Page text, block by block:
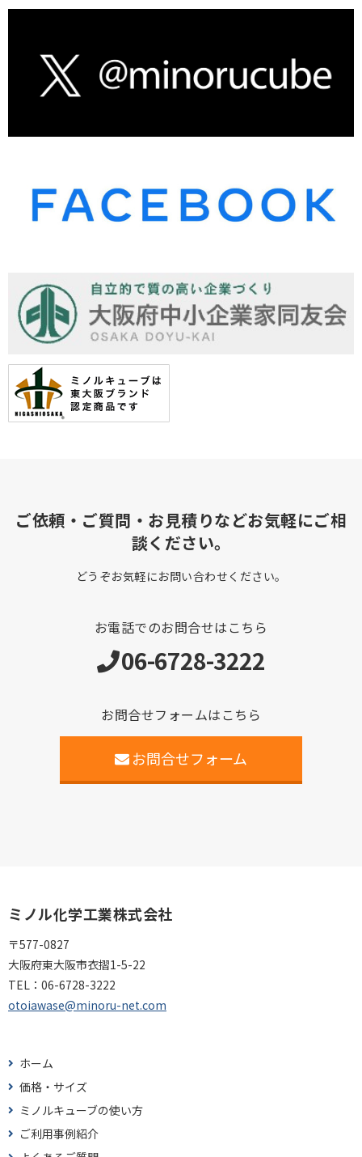
ご依頼・ご質問・お見積りなどお気軽にご相
談ください。
どうぞお気軽にお問い合わせください。
お電話でのお問合せはこちら
06-6728-3222
お問合せフォームはこちら
お問合せフォーム
ミノル化学工業株式会社
〒577-0827
大阪府東大阪市衣摺1-5-22
TEL： 06-6728-3222
otoiawase@minoru-net.com
ホーム
価格・サイズ
ミノルキューブの使い方
ご利用事例紹介